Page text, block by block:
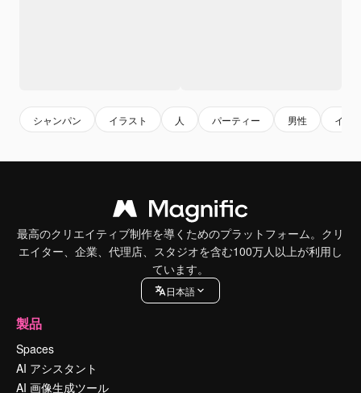
シャンパン イラスト 人 パーティー 男性 イラ
最高のクリエイティブ制作を導くためのプラットフォーム。クリ
エイター、企業、代理店、スタジオを含む100万人以上が利用し
ています。
日本語
製品
Spaces
AI アシスタント
AI 画像生成ツール